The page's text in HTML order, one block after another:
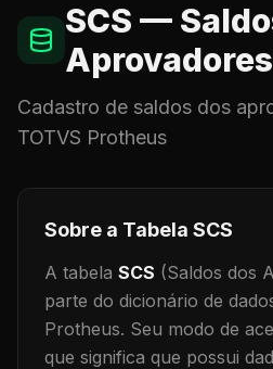
SCS —
Aprovadores
Cadastro de saldos dos
TOTVS Protheus
Sobre a Tabela SCS
A tabela SCS (Saldos dos
parte do dicionário de
Protheus. Seu modo de
que significa que possui